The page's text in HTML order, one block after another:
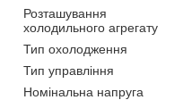
Розташування
холодильного агрегату
Тип охолодження
Тип управління
Номінальна напруга